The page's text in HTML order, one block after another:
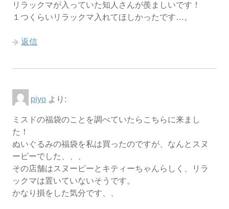
リラックマが入っていた知人さんが羨ましいです！
１つくらいリラックマ入れてほしかったです…。
返信
piyo より:
ミスドの福袋のことを調べていたらこちらに来まし
た！
ぬいぐるみの福袋を私は買ったのですが、なんとスヌ
ーピーでした、、、
その店舗はスヌーピーとキティーちゃんらしく、リラ
ックマは置いていないそうです。
かなり損をした気分です、、